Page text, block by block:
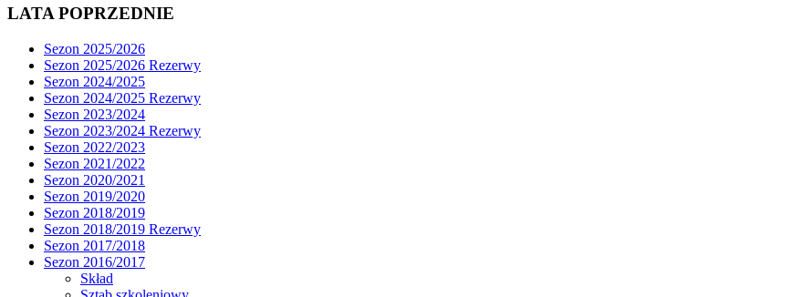
LATA POPRZEDNIE
Sezon 2025/2026
Sezon 2025/2026 Rezerwy
Sezon 2024/2025
Sezon 2024/2025 Rezerwy
Sezon 2023/2024
Sezon 2023/2024 Rezerwy
Sezon 2022/2023
Sezon 2021/2022
Sezon 2020/2021
Sezon 2019/2020
Sezon 2018/2019
Sezon 2018/2019 Rezerwy
Sezon 2017/2018
Sezon 2016/2017
Skład